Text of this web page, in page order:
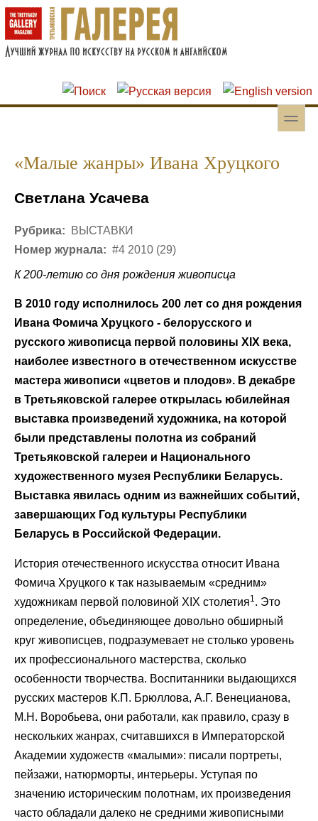
Перейти к основному содержанию
Skip to search
toggle
«Малые жанры» Ивана Хруцкого
Светлана Усачева
Рубрика:
ВЫСТАВКИ
Номер журнала: #4 2010 (29)
К 200-летию со дня рождения живописца
В 2010 году исполнилось 200 лет со дня рождения
Ивана Фомича Хруцкого - белорусского и
русского живописца первой половины XIX века,
наиболее известного в отечественном искусстве
мастера живописи «цветов и плодов». В декабре
в Третьяковской галерее открылась юбилейная
выставка произведений художника, на которой
были представлены полотна из собраний
Третьяковской галереи и Национального
художественного музея Республики Беларусь.
Выставка явилась одним из важнейших событий,
завершающих Год культуры Республики
Беларусь в Российской Федерации.
История отечественного искусства относит Ивана
Фомича Хруцкого к так называемым «средним»
художникам первой половиной XIX столетия1 . Это
определение, объединяющее довольно обширный
круг живописцев, подразумевает не столько уровень
их профессионального мастерства, сколько
особенности творчества. Воспитанники выдающихся
русских мастеров К.П. Брюллова, А.Г. Венецианова,
М.Н. Воробьева, они работали, как правило, сразу в
нескольких жанрах, считавшихся в Императорской
Академии художеств «малыми»: писали портреты,
пейзажи, натюрморты, интерьеры. Уступая по
значению историческим полотнам, их произведения
часто обладали далеко не средними живописными